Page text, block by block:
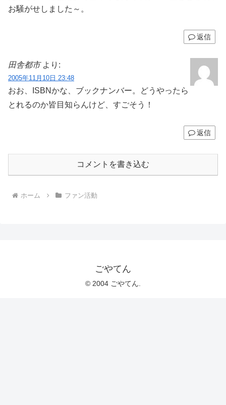
お騒がせしました～。
返信
田舎都市 より:
2005年11月10日 23:48
おお、ISBNかな、ブックナンバー。どうやったら
とれるのか皆目知らんけど、すごそう！
返信
コメントを書き込む
ホーム ファン活動
ごやてん
© 2004 ごやてん.